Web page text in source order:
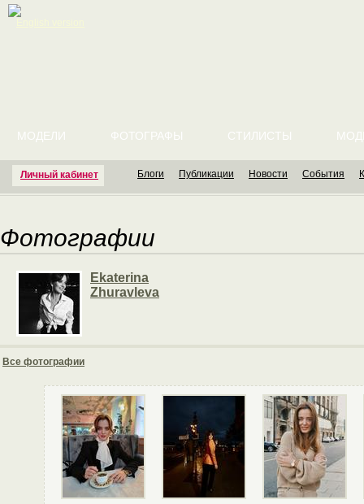
Личный кабинет
МОДЕЛИ ФОТОГРАФЫ СТИЛИСТЫ
Блоги Публикации Новости События
Фотографии
Ekaterina
Zhuravleva
Все фотографии